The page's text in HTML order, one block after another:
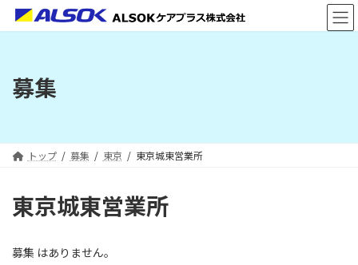
募集
トップ 募集 東京 東京城東営業所
東京城東営業所
募集 はありません。